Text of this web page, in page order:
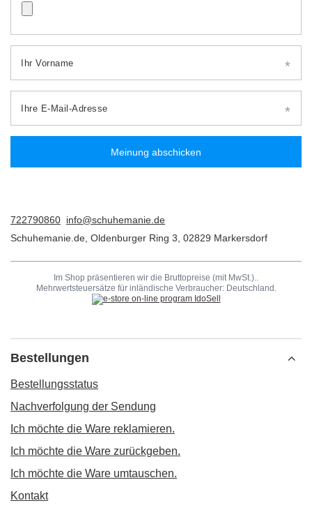
Ihr Vorname
Ihre E-Mail-Adresse
Meinung abschicken
722790860 info@schuhemanie.de
Schuhemanie.de Oldenburger Ring 3 02829 Markersdorf
Im Shop präsentieren wir die Bruttopreise (mit MwSt.)..
Mehrwertsteuersätze für inländische Verbraucher: Deutschland .
Bestellungen
Bestellungsstatus
Nachverfolgung der Sendung
Ich möchte die Ware reklamieren.
Ich möchte die Ware zurückgeben.
Ich möchte die Ware umtauschen.
Kontakt